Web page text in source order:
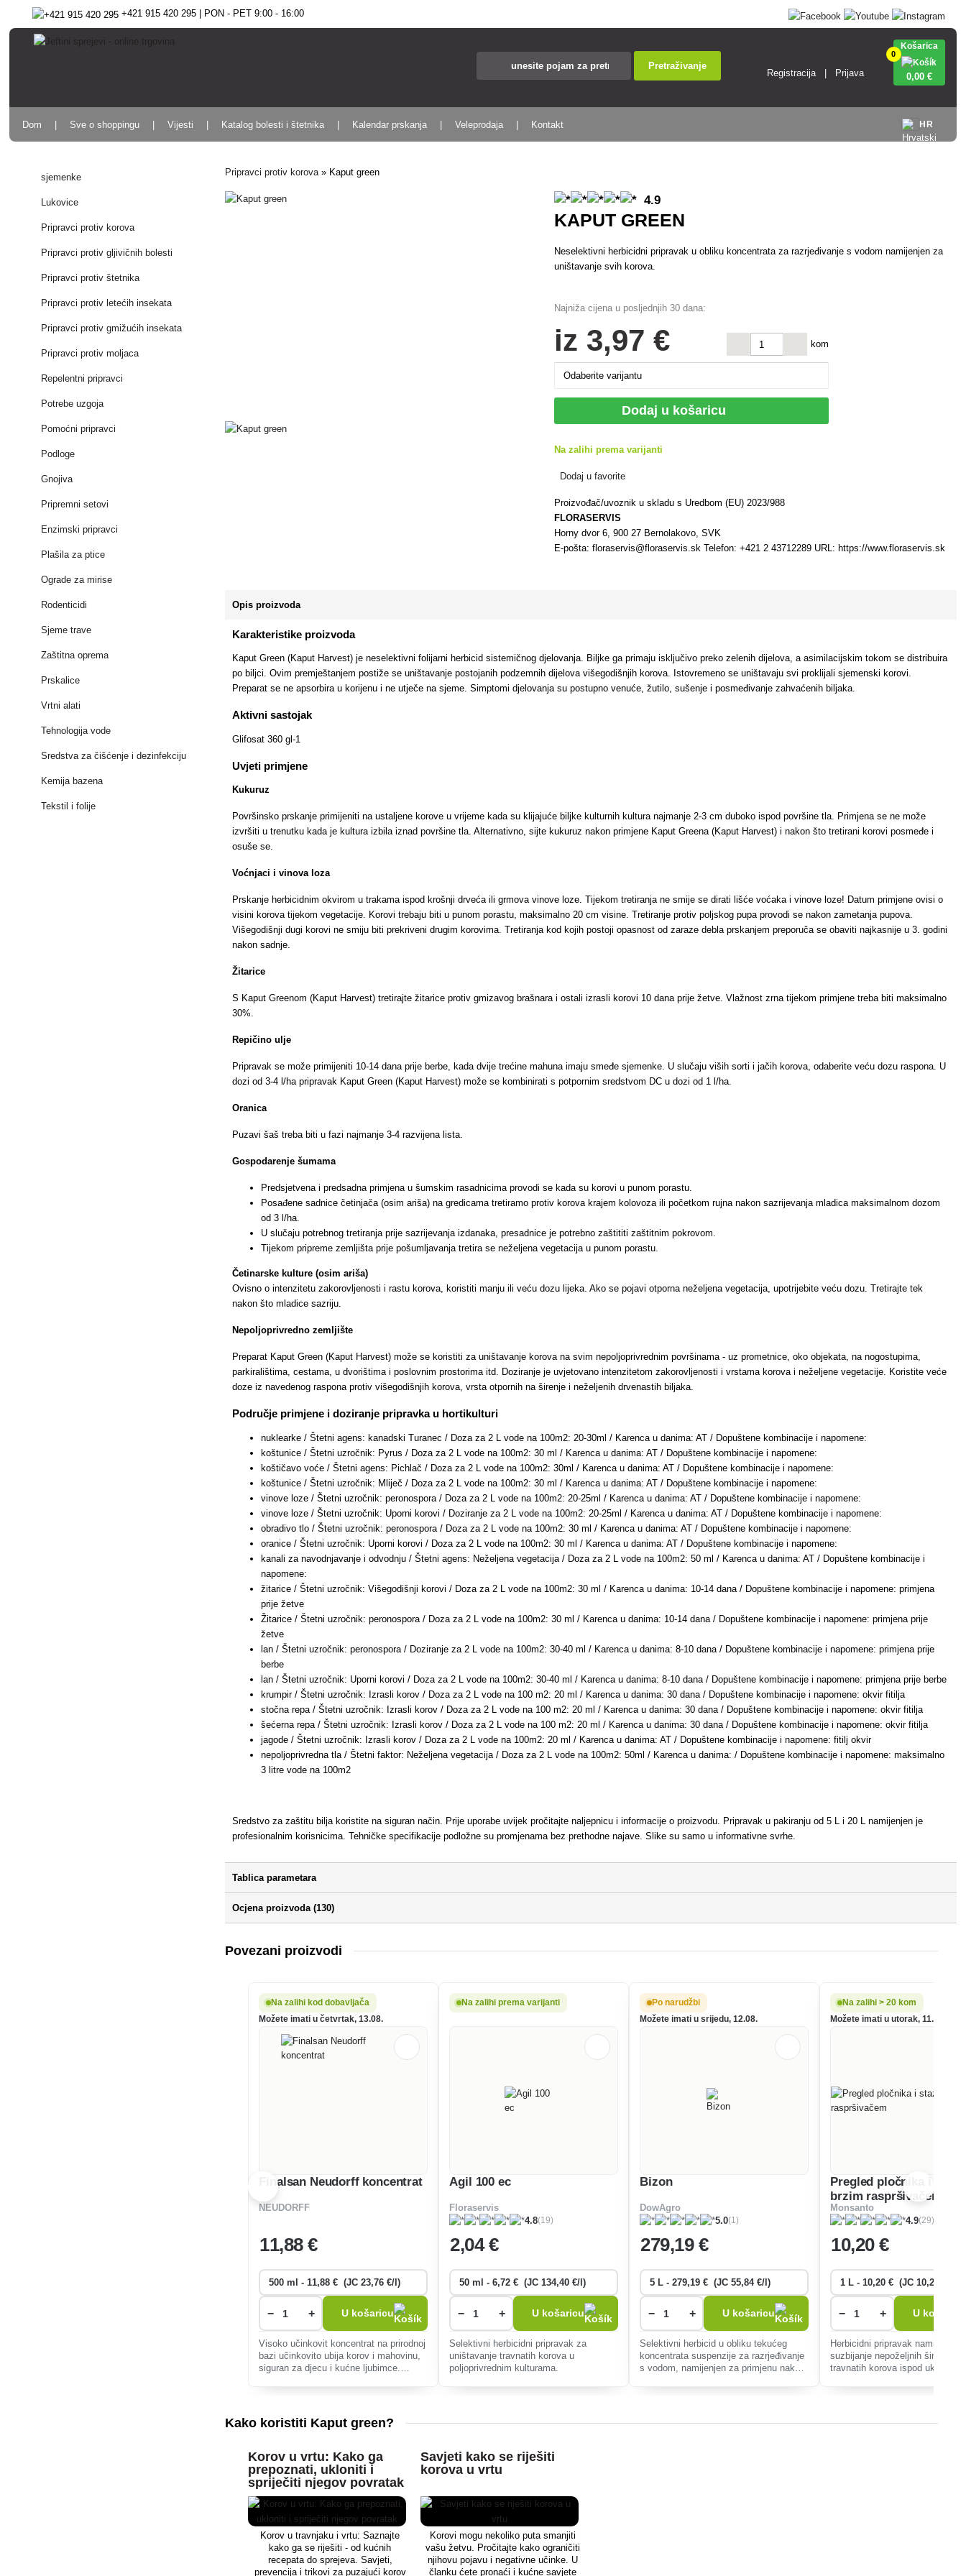
+421 915 420 295 | PON - PET 9:00 - 16:00
Pretraživanje
Registracija Prijava
0
Košarica
0,00 €
HR
Dom Sve o shoppingu Vijesti Katalog bolesti i štetnika Kalendar prskanja Veleprodaja Kontakt
sjemenke
Lukovice
Pripravci protiv korova
Pripravci protiv gljivičnih bolesti
Pripravci protiv štetnika
Pripravci protiv letećih insekata
Pripravci protiv gmižućih insekata
Pripravci protiv moljaca
Repelentni pripravci
Potrebe uzgoja
Pomoćni pripravci
Podloge
Gnojiva
Pripremni setovi
Enzimski pripravci
Plašila za ptice
Ograde za mirise
Rodenticidi
Sjeme trave
Zaštitna oprema
Prskalice
Vrtni alati
Tehnologija vode
Sredstva za čišćenje i dezinfekciju
Kemija bazena
Tekstil i folije
Pripravci protiv korova» Kaput green
4.9
KAPUT GREEN
Neselektivni herbicidni pripravak u obliku koncentrata za razrjeđivanje s vodom namijenjen za
uništavanje svih korova.
Najniža cijena u posljednjih 30 dana:
iz 3,97 € kom
Dodaj u košaricu
Na zalihi prema varijanti
Dodaj u favorite
Proizvođač/uvoznik u skladu s Uredbom (EU) 2023/988
FLORASERVIS
Horny dvor 6, 900 27 Bernolakovo, SVK
E-pošta: floraservis@floraservis.sk Telefon: +421 2 43712289 URL: https://www.floraservis.sk
Opis proizvoda
Karakteristike proizvoda
Kaput Green (Kaput Harvest) je neselektivni folijarni herbicid sistemičnog djelovanja. Biljke ga primaju isključivo preko zelenih dijelova, a asimilacijskim tokom se distribuira
po biljci. Ovim premještanjem postiže se uništavanje postojanih podzemnih dijelova višegodišnjih korova. Istovremeno se uništavaju svi proklijali sjemenski korovi.
Preparat se ne apsorbira u korijenu i ne utječe na sjeme. Simptomi djelovanja su postupno venuće, žutilo, sušenje i posmeđivanje zahvaćenih biljaka.
Aktivni sastojak
Glifosat 360 gl-1
Uvjeti primjene
Kukuruz
Površinsko prskanje primijeniti na ustaljene korove u vrijeme kada su klijajuće biljke kulturnih kultura najmanje 2-3 cm duboko ispod površine tla. Primjena se ne može
izvršiti u trenutku kada je kultura izbila iznad površine tla. Alternativno, sijte kukuruz nakon primjene Kaput Greena (Kaput Harvest) i nakon što tretirani korovi posmeđe i
osuše se.
Voćnjaci i vinova loza
Prskanje herbicidnim okvirom u trakama ispod krošnji drveća ili grmova vinove loze. Tijekom tretiranja ne smije se dirati lišće voćaka i vinove loze! Datum primjene ovisi o
visini korova tijekom vegetacije. Korovi trebaju biti u punom porastu, maksimalno 20 cm visine. Tretiranje protiv poljskog pupa provodi se nakon zametanja pupova.
Višegodišnji dugi korovi ne smiju biti prekriveni drugim korovima. Tretiranja kod kojih postoji opasnost od zaraze debla prskanjem preporuča se obaviti najkasnije u 3. godini
nakon sadnje.
Žitarice
S Kaput Greenom (Kaput Harvest) tretirajte žitarice protiv gmizavog brašnara i ostali izrasli korovi 10 dana prije žetve. Vlažnost zrna tijekom primjene treba biti maksimalno
30%.
Repičino ulje
Pripravak se može primijeniti 10-14 dana prije berbe, kada dvije trećine mahuna imaju smeđe sjemenke. U slučaju viših sorti i jačih korova, odaberite veću dozu raspona. U
dozi od 3-4 l/ha pripravak Kaput Green (Kaput Harvest) može se kombinirati s potpornim sredstvom DC u dozi od 1 l/ha.
Oranica
Puzavi šaš treba biti u fazi najmanje 3-4 razvijena lista.
Gospodarenje šumama
Predsjetvena i predsadna primjena u šumskim rasadnicima provodi se kada su korovi u punom porastu.
Posađene sadnice četinjača (osim ariša) na gredicama tretiramo protiv korova krajem kolovoza ili početkom rujna nakon sazrijevanja mladica maksimalnom dozom
od 3 l/ha.
U slučaju potrebnog tretiranja prije sazrijevanja izdanaka, presadnice je potrebno zaštititi zaštitnim pokrovom.
Tijekom pripreme zemljišta prije pošumljavanja tretira se neželjena vegetacija u punom porastu.
Četinarske kulture (osim ariša)
Ovisno o intenzitetu zakorovljenosti i rastu korova, koristiti manju ili veću dozu lijeka. Ako se pojavi otporna neželjena vegetacija, upotrijebite veću dozu. Tretirajte tek
nakon što mladice sazriju.
Nepoljoprivredno zemljište
Preparat Kaput Green (Kaput Harvest) može se koristiti za uništavanje korova na svim nepoljoprivrednim površinama - uz prometnice, oko objekata, na nogostupima,
parkiralištima, cestama, u dvorištima i poslovnim prostorima itd. Doziranje je uvjetovano intenzitetom zakorovljenosti i vrstama korova i neželjene vegetacije. Koristite veće
doze iz navedenog raspona protiv višegodišnjih korova, vrsta otpornih na širenje i neželjenih drvenastih biljaka.
Područje primjene i doziranje pripravka u hortikulturi
nuklearke / Štetni agens: kanadski Turanec / Doza za 2 L vode na 100m2: 20-30ml / Karenca u danima: AT / Dopuštene kombinacije i napomene:
koštunice / Štetni uzročnik: Pyrus / Doza za 2 L vode na 100m2: 30 ml / Karenca u danima: AT / Dopuštene kombinacije i napomene:
koštičavo voće / Štetni agens: Pichlač / Doza za 2 L vode na 100m2: 30ml / Karenca u danima: AT / Dopuštene kombinacije i napomene:
koštunice / Štetni uzročnik: Mliječ / Doza za 2 L vode na 100m2: 30 ml / Karenca u danima: AT / Dopuštene kombinacije i napomene:
vinove loze / Štetni uzročnik: peronospora / Doza za 2 L vode na 100m2: 20-25ml / Karenca u danima: AT / Dopuštene kombinacije i napomene:
vinove loze / Štetni uzročnik: Uporni korovi / Doziranje za 2 L vode na 100m2: 20-25ml / Karenca u danima: AT / Dopuštene kombinacije i napomene:
obradivo tlo / Štetni uzročnik: peronospora / Doza za 2 L vode na 100m2: 30 ml / Karenca u danima: AT / Dopuštene kombinacije i napomene:
oranice / Štetni uzročnik: Uporni korovi / Doza za 2 L vode na 100m2: 30 ml / Karenca u danima: AT / Dopuštene kombinacije i napomene:
kanali za navodnjavanje i odvodnju / Štetni agens: Neželjena vegetacija / Doza za 2 L vode na 100m2: 50 ml / Karenca u danima: AT / Dopuštene kombinacije i
napomene:
žitarice / Štetni uzročnik: Višegodišnji korovi / Doza za 2 L vode na 100m2: 30 ml / Karenca u danima: 10-14 dana / Dopuštene kombinacije i napomene: primjena
prije žetve
Žitarice / Štetni uzročnik: peronospora / Doza za 2 L vode na 100m2: 30 ml / Karenca u danima: 10-14 dana / Dopuštene kombinacije i napomene: primjena prije
žetve
lan / Štetni uzročnik: peronospora / Doziranje za 2 L vode na 100m2: 30-40 ml / Karenca u danima: 8-10 dana / Dopuštene kombinacije i napomene: primjena prije
berbe
lan / Štetni uzročnik: Uporni korovi / Doza za 2 L vode na 100m2: 30-40 ml / Karenca u danima: 8-10 dana / Dopuštene kombinacije i napomene: primjena prije berbe
krumpir / Štetni uzročnik: Izrasli korov / Doza za 2 L vode na 100 m2: 20 ml / Karenca u danima: 30 dana / Dopuštene kombinacije i napomene: okvir fitilja
stočna repa / Štetni uzročnik: Izrasli korov / Doza za 2 L vode na 100 m2: 20 ml / Karenca u danima: 30 dana / Dopuštene kombinacije i napomene: okvir fitilja
šećerna repa / Štetni uzročnik: Izrasli korov / Doza za 2 L vode na 100 m2: 20 ml / Karenca u danima: 30 dana / Dopuštene kombinacije i napomene: okvir fitilja
jagode / Štetni uzročnik: Izrasli korov / Doza za 2 L vode na 100m2: 20 ml / Karenca u danima: AT / Dopuštene kombinacije i napomene: fitilj okvir
nepoljoprivredna tla / Štetni faktor: Neželjena vegetacija / Doza za 2 L vode na 100m2: 50ml / Karenca u danima: / Dopuštene kombinacije i napomene: maksimalno
3 litre vode na 100m2
Sredstvo za zaštitu bilja koristite na siguran način. Prije uporabe uvijek pročitajte naljepnicu i informacije o proizvodu. Pripravak u pakiranju od 5 L i 20 L namijenjen je
profesionalnim korisnicima. Tehničke specifikacije podložne su promjenama bez prethodne najave. Slike su samo u informativne svrhe.
Tablica parametara
Ocjena proizvoda (130)
Povezani proizvodi
Na zalihi kod dobavljača
Možete imati u četvrtak, 13.08.
Finalsan Neudorff koncentrat
NEUDORFF
11,88 €
− + U košaricu
Visoko učinkovit koncentrat na prirodnoj
bazi učinkovito ubija korov i mahovinu,
siguran za djecu i kućne ljubimce.
Na zalihi prema varijanti
Agil 100 ec
Floraservis
4.8(19)
2,04 €
− + U košaricu
Selektivni herbicidni pripravak za
uništavanje travnatih korova u
poljoprivrednim kulturama.
Po narudžbi
Možete imati u srijedu, 12.08.
Bizon
DowAgro
5.0(1)
279,19 €
− + U košaricu
Selektivni herbicid u obliku tekućeg
koncentrata suspenzije za razrjeđivanje
s vodom, namijenjen za primjenu nakon
Na zalihi > 20 kom
Možete imati u utorak, 11.08.
Pregled pločnika i staza
brzim raspršivačem
Monsanto
4.9(29)
10,20 €
− + U košaricu
Herbicidni pripravak namijenjen
suzbijanje nepoželjnih
travnatih korova ispod ukrasnog
Kako koristiti Kaput green?
Korov u vrtu: Kako ga
prepoznati, ukloniti i
spriječiti njegov povratak
Korov u travnjaku i vrtu: Saznajte
kako ga se riješiti - od kućnih
recepata do sprejeva. Savjeti,
prevencija i trikovi za puzajući korov
Savjeti kako se riješiti
korova u vrtu
Korovi mogu nekoliko puta smanjiti
vašu žetvu. Pročitajte kako ograničiti
njihovu pojavu i negativne učinke. U
članku ćete pronaći i kućne savjete